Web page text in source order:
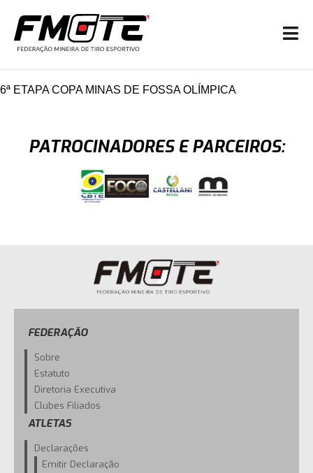
6ª ETAPA COPA MINAS DE FOSSA OLÍMPICA
PATROCINADORES E PARCEIROS:
FEDERAÇÃO
Sobre
Estatuto
Diretoria Executiva
Clubes Filiados
ATLETAS
Declarações
Emitir Declaração